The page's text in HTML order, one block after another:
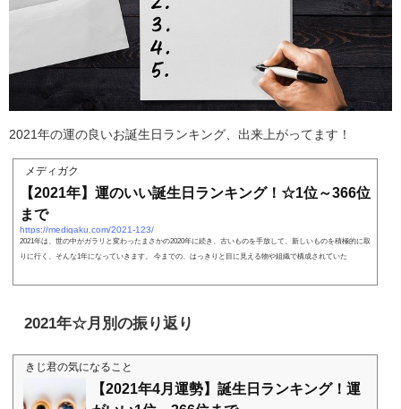
2021年の運の良いお誕生日ランキング、出来上がってます！
メディガク
【2021年】運のいい誕生日ランキング！☆1位～366位
まで
https://medigaku.com/2021-123/
2021年は、世の中がガラリと変わったまさかの2020年に続き、古いものを手放して、新しいものを積極的に取
りに行く、そんな1年になっていきます。 今までの、はっきりと目に見える物や組織で構成されていた
2021年☆月別の振り返り
きじ君の気になること
【2021年4月運勢】誕生日ランキング！運